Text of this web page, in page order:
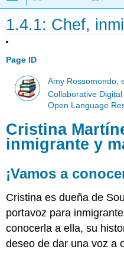
1.4.1: Chef,
Page ID
Amy Rossomondo,
Collaborative
Open Language
Cristina
inmigrante y
¡Vamos a
Cristina es dueña de
portavoz para
conocerla a ella, su
deseo de dar una voz a